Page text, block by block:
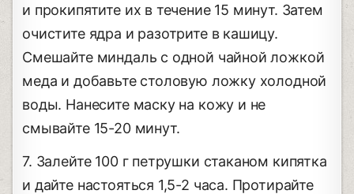
и прокипятите их в течение 15 минут. Затем
очистите ядра и разотрите в кашицу.
Смешайте миндаль с одной чайной ложкой
меда и добавьте столовую ложку холодной
воды. Нанесите маску на кожу и не
смывайте 15-20 минут.
7. Залейте 100 г петрушки стаканом кипятка
и дайте настояться 1,5-2 часа. Протирайте